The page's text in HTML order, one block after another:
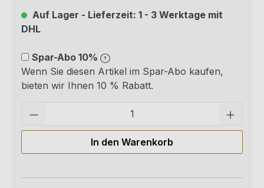
Auf Lager - Lieferzeit: 1 - 3 Werktage mit
DHL
Spar-Abo 10%
Wenn Sie diesen Artikel im Spar-Abo kaufen,
bieten wir Ihnen 10 % Rabatt.
In den Warenkorb